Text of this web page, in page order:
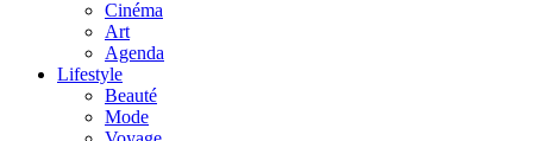
Cinéma
Art
Agenda
Lifestyle
Beauté
Mode